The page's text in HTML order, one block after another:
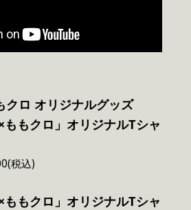
ロ オリジナルグッズ
もクロ」オリジナルTシャ
税込)
もクロ」オリジナルTシャ